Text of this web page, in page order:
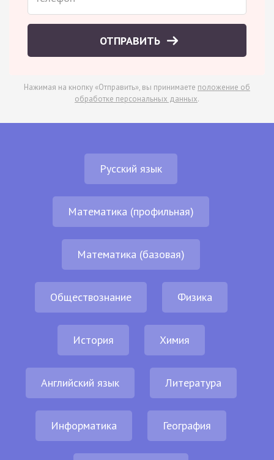
ОТПРАВИТЬ
Нажимая на кнопку «Отправить», вы принимаете положение об
обработке персональных данных.
Русский язык
Математика (профильная)
Математика (базовая)
Обществознание Физика
История Химия
Английский язык Литература
Информатика География